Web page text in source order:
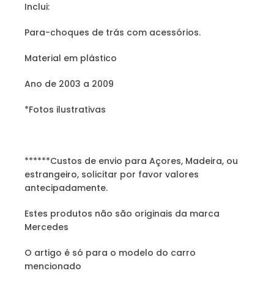
Inclui:
Para-choques de trás com acessórios.
Material em plástico
Ano de 2003 a 2009
*Fotos ilustrativas
******Custos de envio para Açores, Madeira, ou
estrangeiro, solicitar por favor valores
antecipadamente.
Estes produtos não são originais da marca
Mercedes
O artigo é só para o modelo do carro
mencionado